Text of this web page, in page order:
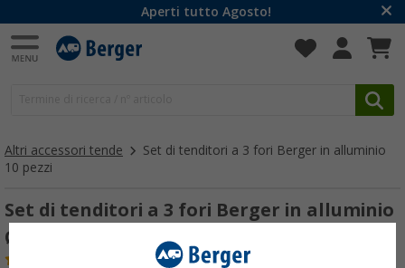
Aperti tutto Agosto!
Altri accessori tende
Set di tenditori a 3 fori Berger in alluminio
10 pezzi
Set di tenditori a 3 fori Berger in alluminio
Ø 5,3 mm 10 pezzi